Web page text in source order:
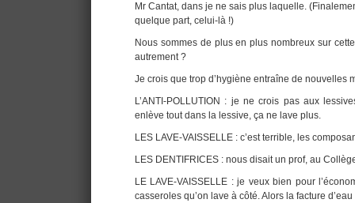
Mr Cantat, dans je ne sais plus laquelle.
quelque part, celui-là !)
Nous sommes de plus en plus nombreux sur
autrement ?
Je crois que trop d’hygiène entraîne de nouvelles
L’ANTI-POLLUTION : je ne crois pas aux
enlève tout dans la lessive, ça ne lave plus.
LES LAVE-VAISSELLE : c’est terrible, les
LES DENTIFRICES : nous disait un prof, au
LE LAVE-VAISSELLE : je veux bien pour
casseroles qu’on lave à côté. Alors la facture